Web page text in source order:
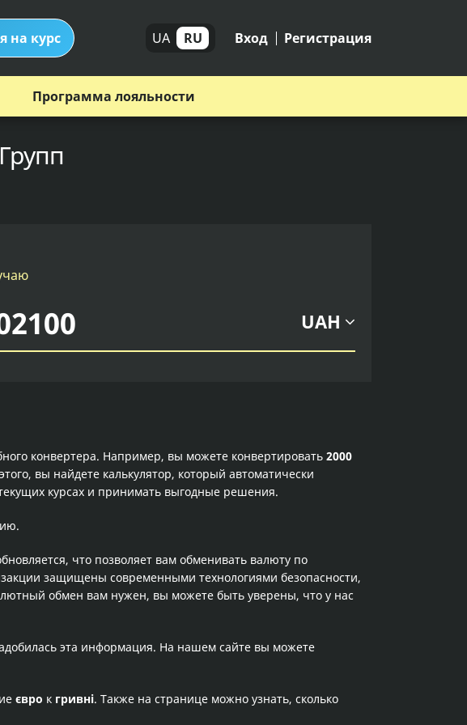
на курс UA RU Вход Регистрация
Программа лояльности
UAH
конвертера. Например, вы можете конвертировать 2000
вы найдете калькулятор, который автоматически
курсах и принимать выгодные решения.
что позволяет вам обменивать валюту по
защищены современными технологиями безопасности,
обмен вам нужен, вы можете быть уверены, что у нас
эта информация. На нашем сайте вы можете
євро к гривні. Также на странице можно узнать, сколько